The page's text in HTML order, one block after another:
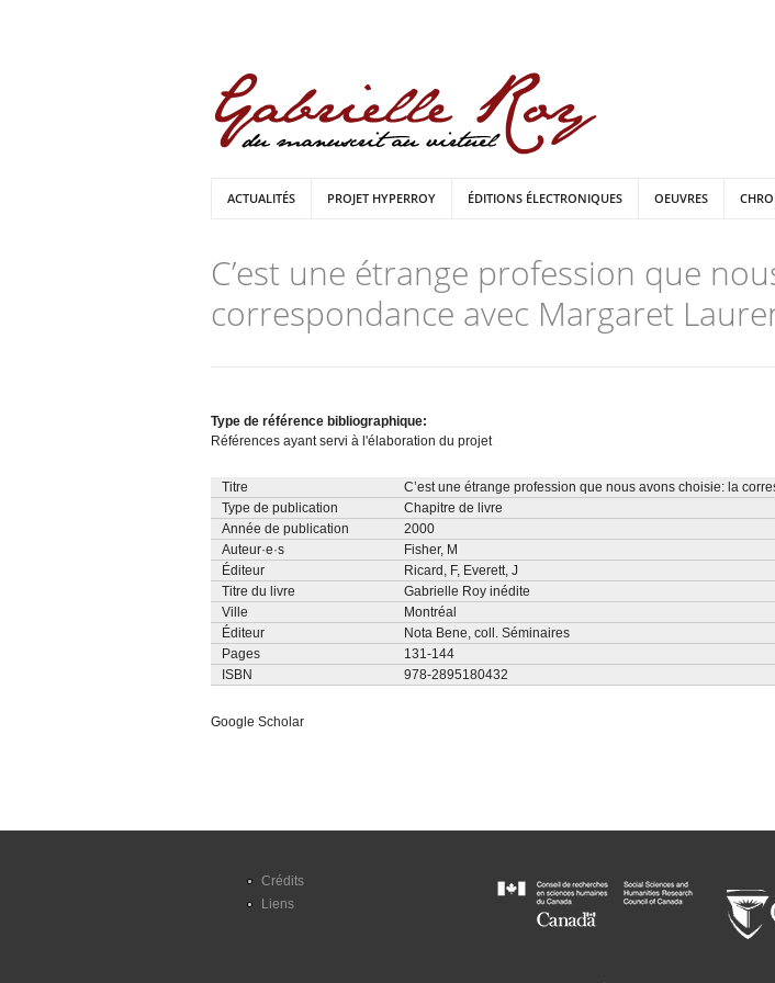
ACTUALITÉS PROJET HYPERROY ÉDITIONS ÉLECTRONIQUES OEUVRES
C’est une étrange profession que
correspondance avec Margaret
Type de référence bibliographique:
Références ayant servi à l'élaboration du projet
Titre
C’est une étrange profession que nous avons choisie: la
Type de publication
Chapitre de livre
Année de publication
2000
Auteur·e·s
Fisher, M
Éditeur
Ricard, F, Everett, J
Titre du livre
Gabrielle Roy inédite
Ville
Montréal
Éditeur
Nota Bene, coll. Séminaires
Pages
131-144
ISBN
978-2895180432
Google Scholar
Crédits
Liens